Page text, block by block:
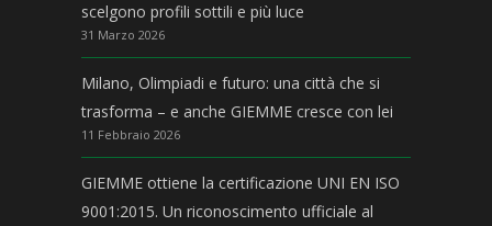
scelgono profili sottili e più luce
31 Marzo 2026
Milano, Olimpiadi e futuro: una città che si
trasforma – e anche GIEMME cresce con lei
11 Febbraio 2026
GIEMME ottiene la certificazione UNI EN ISO
9001:2015. Un riconoscimento ufficiale al